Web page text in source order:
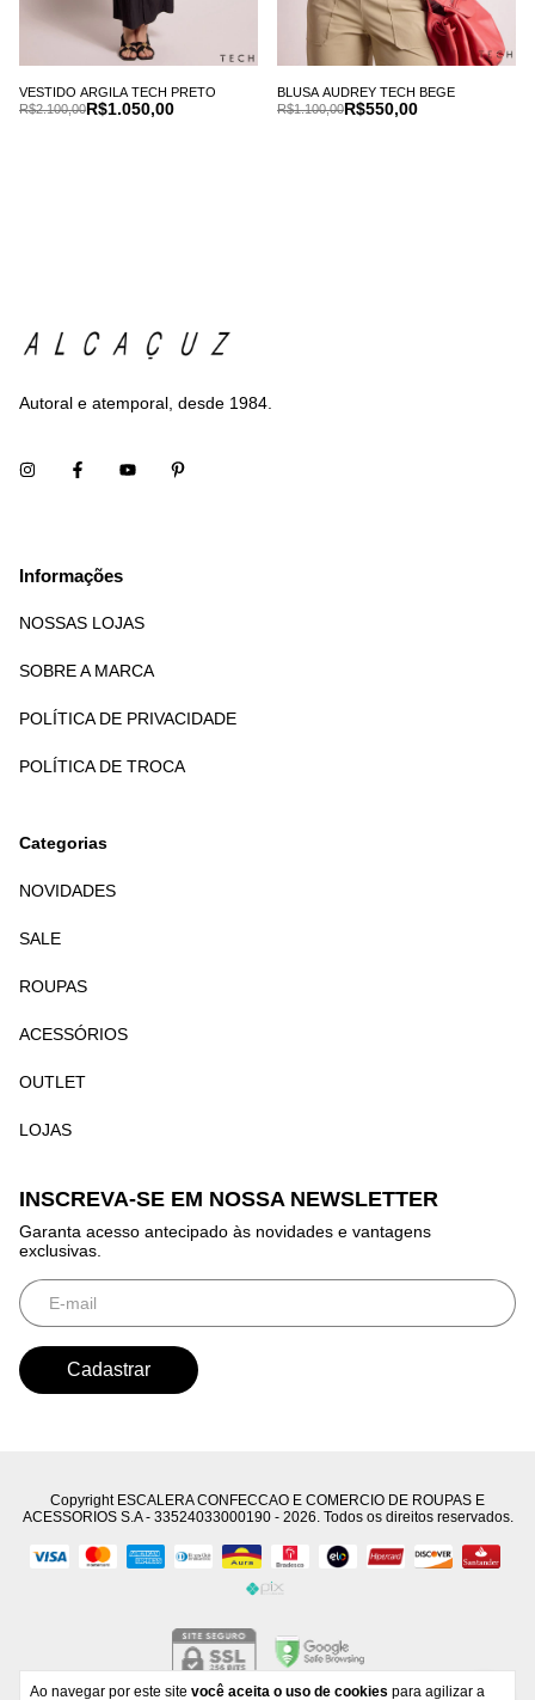
Ao navegar por este site você aceita o uso de cookies para agilizar a
VESTIDO ARGILA TECH PRETO
R$1.050,00
R$2.100,00
BLUSA AUDREY TECH BEGE
R$550,00
R$1.100,00
Autoral e atemporal, desde 1984.
Informações
NOSSAS LOJAS
SOBRE A MARCA
POLÍTICA DE PRIVACIDADE
POLÍTICA DE TROCA
Categorias
NOVIDADES
SALE
ROUPAS
ACESSÓRIOS
OUTLET
LOJAS
INSCREVA-SE EM NOSSA NEWSLETTER
Garanta acesso antecipado às novidades e vantagens
exclusivas.
Copyright ESCALERA CONFECCAO E COMERCIO DE ROUPAS E
ACESSORIOS S.A - 33524033000190 - 2026. Todos os direitos reservados.